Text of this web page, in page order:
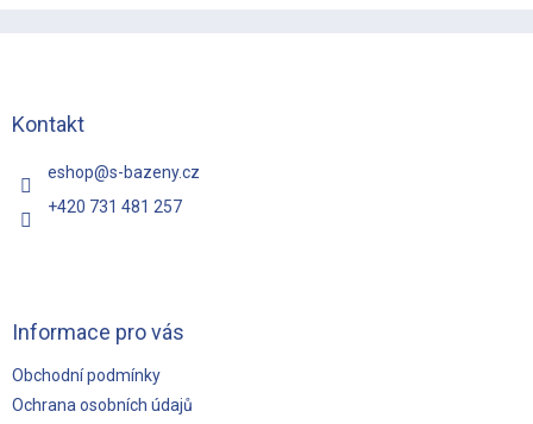
Kontakt
eshop@s-bazeny.cz
+420 731 481 257
Informace pro vás
Obchodní podmínky
Ochrana osobních údajů